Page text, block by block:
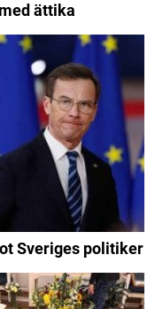
ättika
Sveriges politiker